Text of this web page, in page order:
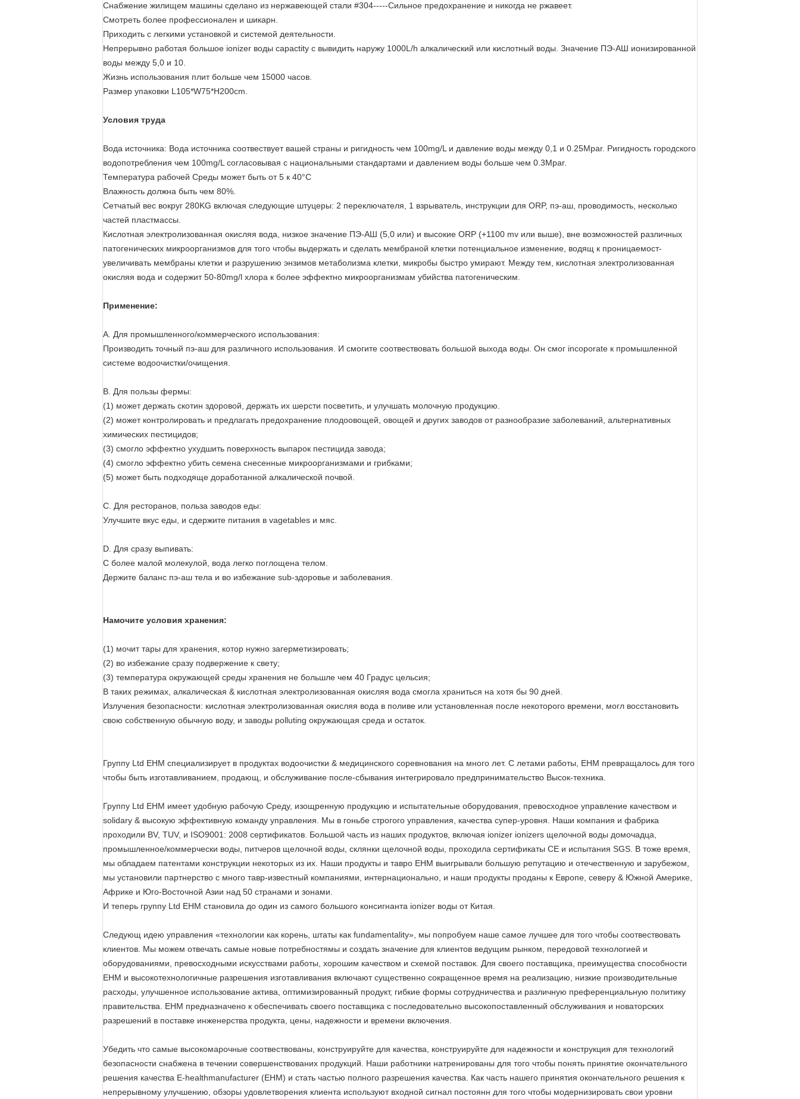
Снабжение жилищем машины сделано из нержавеющей стали #304-----Сильное предохранение и никогда не ржавеет.
Смотреть более профессионален и шикарн.
Приходить с легкими установкой и системой деятельности.
Непрерывно работая большое ionizer воды capactity с вывидить наружу 1000L/h алкалический или кислотный воды. Значение ПЭ-АШ ионизированной
воды между 5,0 и 10.
Жизнь использования плит больше чем 15000 часов.
Размер упаковки L105*W75*H200cm.
Условия труда
Вода источника: Вода источника соотвествует вашей страны и ригидность чем 100mg/L и давление воды между 0,1 и 0.25Mpar. Ригидность городского
водопотребления чем 100mg/L согласовывая с национальными стандартами и давлением воды больше чем 0.3Mpar.
Температура рабочей Среды может быть от 5 к 40°C
Влажность должна быть чем 80%.
Сетчатый вес вокруг 280KG включая следующие штуцеры: 2 переключателя, 1 взрыватель, инструкции для ORP, пэ-аш, проводимость, несколько
частей пластмассы.
Кислотная электролизованная окисляя вода, низкое значение ПЭ-АШ (5,0 или) и высокие ORP (+1100 mv или выше), вне возможностей различных
патогенических микроорганизмов для того чтобы выдержать и сделать мембраной клетки потенциальное изменение, водящ к проницаемост-
увеличивать мембраны клетки и разрушению энзимов метаболизма клетки, микробы быстро умирают. Между тем, кислотная электролизованная
окисляя вода и содержит 50-80mg/l хлора к более эффектно микроорганизмам убийства патогеническим.
Применение:
A. Для промышленного/коммерческого использования:
Производить точный пэ-аш для различного использования. И смогите соотвествовать большой выхода воды. Он смог incoporate к промышленной
системе водоочистки/очищения.
B. Для пользы фермы:
(1) может держать скотин здоровой, держать их шерсти посветить, и улучшать молочную продукцию.
(2) может контролировать и предлагать предохранение плодоовощей, овощей и других заводов от разнообразие заболеваний, альтернативных
химических пестицидов;
(3) смогло эффектно ухудшить поверхность выпарок пестицида завода;
(4) смогло эффектно убить семена снесенные микроорганизмами и грибками;
(5) может быть подходяще доработанной алкалической почвой.
C. Для ресторанов, польза заводов еды:
Улучшите вкус еды, и сдержите питания в vagetables и мяс.
D. Для сразу выпивать:
С более малой молекулой, вода легко поглощена телом.
Держите баланс пэ-аш тела и во избежание sub-здоровье и заболевания.
Намочите условия хранения:
(1) мочит тары для хранения, котор нужно загерметизировать;
(2) во избежание сразу подвержение к свету;
(3) температура окружающей среды хранения не большле чем 40 Градус цельсия;
В таких режимах, алкалическая & кислотная электролизованная окисляя вода смогла храниться на хотя бы 90 дней.
Излучения безопасности: кислотная электролизованная окисляя вода в поливе или установленная после некоторого времени, могл восстановить
свою собственную обычную воду, и заводы polluting окружающая среда и остаток.
Группу Ltd EHM специализирует в продуктах водоочистки & медицинского соревнования на много лет. С летами работы, EHM превращалось для того
чтобы быть изготавливанием, продающ, и обслуживание после-сбывания интегрировало предпринимательство Высок-техника.
Группу Ltd EHM имеет удобную рабочую Среду, изощренную продукцию и испытательные оборудования, превосходное управление качеством и
solidary & высокую эффективную команду управления. Мы в гоньбе строгого управления, качества супер-уровня. Наши компания и фабрика
проходили BV, TUV, и ISO9001: 2008 сертификатов. Большой часть из наших продуктов, включая ionizer ionizers щелочной воды домочадца,
промышленное/коммерчески воды, питчеров щелочной воды, склянки щелочной воды, проходила сертификаты CE и испытания SGS. В тоже время,
мы обладаем патентами конструкции некоторых из их. Наши продукты и тавро EHM выигрывали большую репутацию и отечественную и зарубежом,
мы установили партнерство с много тавр-известный компаниями, интернационально, и наши продукты проданы к Европе, северу & Южной Америке,
Африке и Юго-Восточной Азии над 50 странами и зонами.
И теперь группу Ltd EHM становила до один из самого большого консигнанта ionizer воды от Китая.
Следующ идею управления «технологии как корень, штаты как fundamentality», мы попробуем наше самое лучшее для того чтобы соотвествовать
клиентов. Мы можем отвечать самые новые потребностямы и создать значение для клиентов ведущим рынком, передовой технологией и
оборудованиями, превосходными искусствами работы, хорошим качеством и схемой поставок. Для своего поставщика, преимущества способности
EHM и высокотехнологичные разрешения изготавливания включают существенно сокращенное время на реализацию, низкие производительные
расходы, улучшенное использование актива, оптимизированный продукт, гибкие формы сотрудничества и различную преференциальную политику
правительства. EHM предназначено к обеспечивать своего поставщика с последовательно высокопоставленный обслуживания и новаторских
разрешений в поставке инженерства продукта, цены, надежности и времени включения.
Убедить что самые высокомарочные соотвествованы, конструируйте для качества, конструируйте для надежности и конструкция для технологий
безопасности снабжена в течении совершенствованих продукций. Наши работники натренированы для того чтобы понять принятие окончательного
решения качества E-healthmanufacturer (EHM) и стать частью полного разрешения качества. Как часть нашего принятия окончательного решения к
непрерывному улучшению, обзоры удовлетворения клиента используют входной сигнал постоянн для того чтобы модернизировать свои уровни